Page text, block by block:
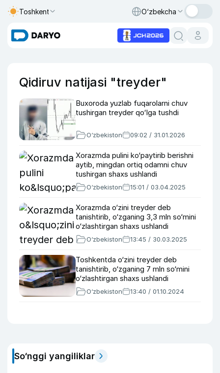
Toshkent O‘zbekcha
Qidiruv natijasi "treyder"
Buxoroda yuzlab fuqarolarni chuv
tushirgan treyder qoʻlga tushdi
O‘zbekiston 09:02 / 31.01.2026
Xorazmda pulini ko‘paytirib berishni
aytib, mingdan ortiq odamni chuv
tushirgan shaxs ushlandi
O‘zbekiston 15:01 / 03.04.2025
Xorazmda o‘zini treyder deb
tanishtirib, o‘zganing 3,3 mln so‘mini
o‘zlashtirgan shaxs ushlandi
O‘zbekiston 13:45 / 30.03.2025
Toshkentda o‘zini treyder deb
tanishtirib, o‘zganing 7 mln so‘mini
o‘zlashtirgan shaxs ushlandi
O‘zbekiston 13:40 / 01.10.2024
So‘nggi yangiliklar